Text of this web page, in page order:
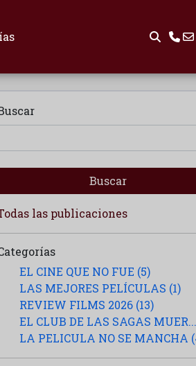
Buscar
las publicaciones
EL CINE QUE NO FUE (5)
LAS MEJORES PELÍCULAS (1)
REVIEW FILMS 2026 (13)
EL CLUB DE LAS SAGAS
LA PELICULA NO SE MANCHA